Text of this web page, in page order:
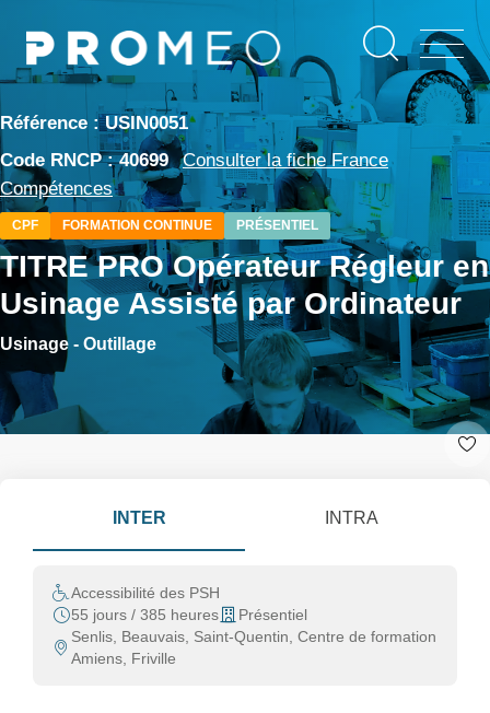
contenu
Référence : USIN0051
Code RNCP : 40699 Consulter la fiche France
Compétences
CPF FORMATION CONTINUE PRÉSENTIEL
TITRE PRO Opérateur Régleur en
Usinage Assisté par Ordinateur
Usinage - Outillage
INTER INTRA
Accessibilité des PSH
55 jours / 385 heures
Présentiel
Senlis, Beauvais, Saint-Quentin, Centre de formation
Amiens, Friville